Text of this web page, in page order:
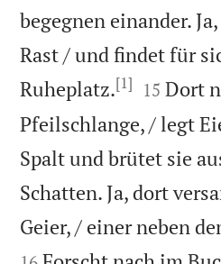
begegnen einander.
Rast / und findet für
Ruheplatz.[1] 

15 Dort
Pfeilschlange, / legt
Spalt und brütet sie
Schatten. Ja, dort
Geier, / einer neben